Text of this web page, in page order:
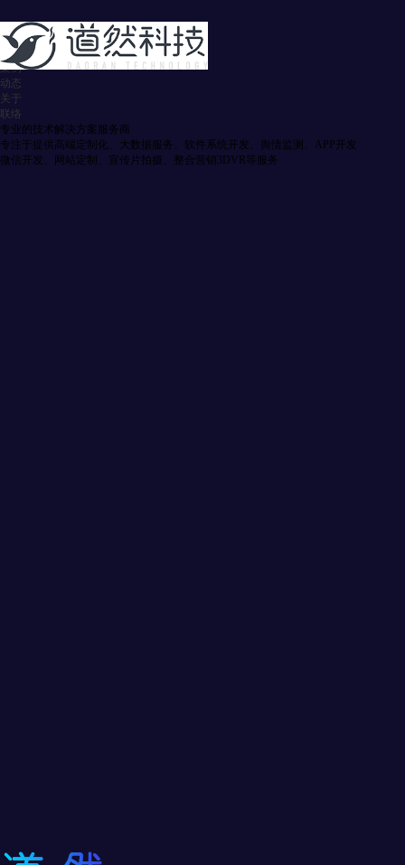
首页
服务
案例
动态
关于
联络
专业的技术解决方案服务商
专注于提供高端定制化、大数据服务、软件系统开发、舆情监测、APP开发
微信开发、网站定制、宣传片拍摄、整合营销3DVR等服务